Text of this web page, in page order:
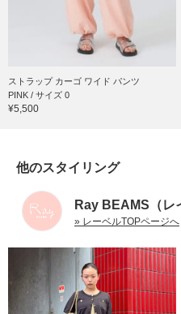
ストラップ カーゴ ワイド パンツ
PINK / サイズ 0
¥5,500
他のスタイリング
Ray BEAMS（レ
» レーベルTOPページへ